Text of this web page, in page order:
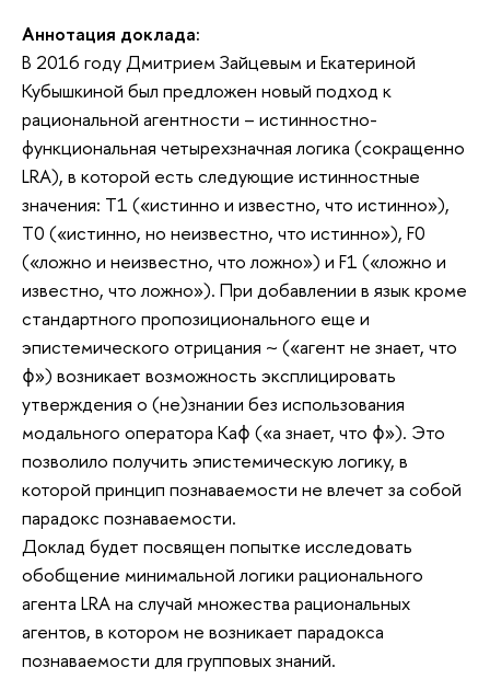
Аннотация доклада:
В 2016 году Дмитрием Зайцевым и Екатериной
Кубышкиной был предложен новый подход к
рациональной агентности – истинностно-
функциональная четырехзначная логика (сокращенно
LRA), в которой есть следующие истинностные
значения: T1 («истинно и известно, что истинно»),
T0 («истинно, но неизвестно, что истинно»), F0
(«ложно и неизвестно, что ложно») и F1 («ложно и
известно, что ложно»). При добавлении в язык кроме
стандартного пропозиционального еще и
эпистемического отрицания ~ («агент не знает, что
ϕ») возникает возможность эксплицировать
утверждения о (не)знании без использования
модального оператора Kaϕ («a знает, что ϕ»). Это
позволило получить эпистемическую логику, в
которой принцип познаваемости не влечет за собой
парадокс познаваемости.
Доклад будет посвящен попытке исследовать
обобщение минимальной логики рационального
агента LRA на случай множества рациональных
агентов, в котором не возникает парадокса
познаваемости для групповых знаний.